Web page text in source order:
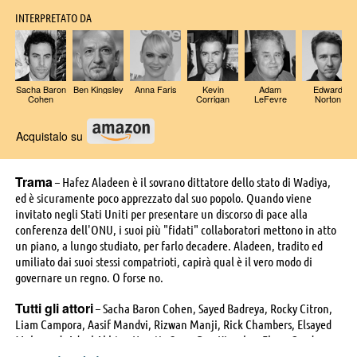
INTERPRETATO DA
Sacha Baron
Cohen
Ben Kingsley Anna Faris Kevin
Corrigan
Adam
LeFevre
Edward
Norton
Acquistalo su
Trama– Hafez Aladeen è il sovrano dittatore dello stato di Wadiya,
ed è sicuramente poco apprezzato dal suo popolo. Quando viene
invitato negli Stati Uniti per presentare un discorso di pace alla
conferenza dell'ONU, i suoi più "fidati" collaboratori mettono in atto
un piano, a lungo studiato, per farlo decadere. Aladeen, tradito ed
umiliato dai suoi stessi compatrioti, capirà qual è il vero modo di
governare un regno. O forse no.
Tutti gli attori– Sacha Baron Cohen, Sayed Badreya, Rocky Citron,
Liam Campora, Aasif Mandvi, Rizwan Manji, Rick Chambers, Elsayed
Mohamed, Adeel Akhtar, Horatio Sanz, Ben Kingsley, Elena Goode,